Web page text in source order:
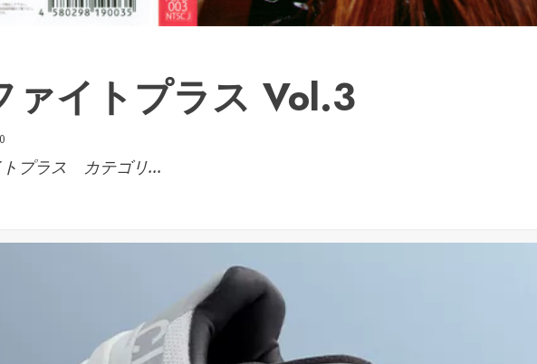
ァイトプラス Vol.3
0
トプラス カテゴリ...